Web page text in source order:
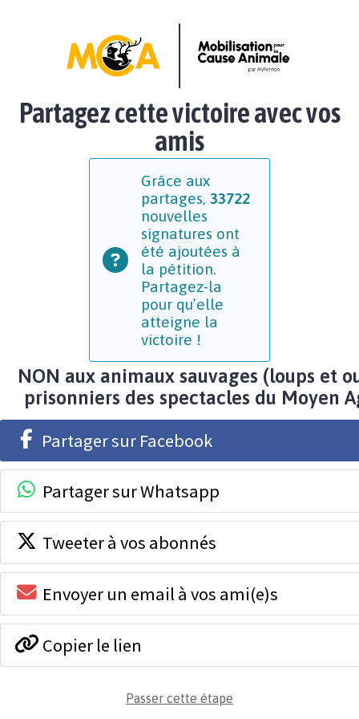
Partagez cette victoire avec vos
amis
Grâce aux
partages, 33722
nouvelles
signatures ont
été ajoutées à
la pétition.
Partagez-la
pour qu’elle
atteigne la
victoire !
NON aux animaux sauvages (loups et
prisonniers des spectacles du Moyen
Partager sur Facebook
Partager sur Whatsapp
Tweeter à vos abonnés
Envoyer un email à vos ami(e)s
Copier le lien
Passer cette étape